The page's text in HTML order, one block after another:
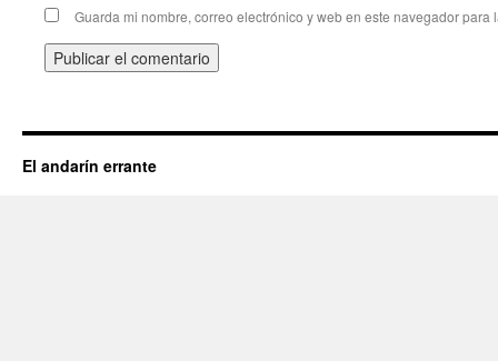
Guarda mi nombre, correo electrónico y web en este navegador para
El andarín errante